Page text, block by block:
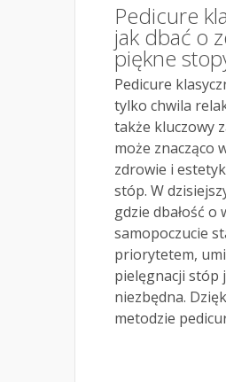
Pedicure
jak dbać o
piękne
Pedicure
tylko chwila
także kluczowy
może znacząco
zdrowie i
stóp. W
gdzie dbałość o
samopoczucie
priorytetem,
pielęgnacji stóp
niezbędna.
metodzie